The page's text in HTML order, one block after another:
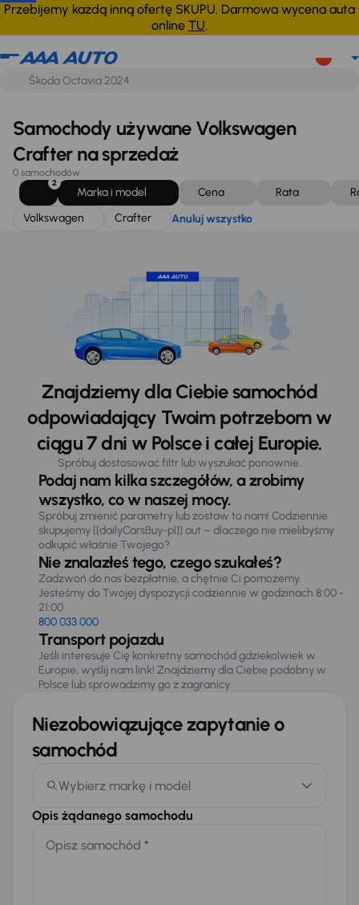
Przebijemy każdą inną ofertę SKUPU. Darmowa wycena auta
online TU.
Volkswagen Crafter Anuluj wszystko
Samochody używane Volkswagen
Crafter na sprzedaż
0 samochodów
2
Marka i model Cena Rata
Volkswagen
Crafter Anuluj wszystko
Znajdziemy dla Ciebie samochód
odpowiadający Twoim potrzebom w
ciągu 7 dni w Polsce i całej Europie.
Spróbuj dostosować filtr lub wyszukać ponownie.
Podaj nam kilka szczegółów, a zrobimy
wszystko, co w naszej mocy.
Spróbuj zmienić parametry lub zostaw to nam! Codziennie
skupujemy [[dailyCarsBuy-pl]] aut – dlaczego nie mielibyśmy
odkupić właśnie Twojego?
Nie znalazłeś tego, czego szukałeś?
Zadzwoń do nas bezpłatnie, a chętnie Ci pomożemy.
Jesteśmy do Twojej dyspozycji codziennie w godzinach 8:00 -
21:00
800 033 000
Transport pojazdu
Jeśli interesuje Cię konkretny samochód gdziekolwiek w
Europie, wyślij nam link! Znajdziemy dla Ciebie podobny w
Polsce lub sprowadzimy go z zagranicy.
Niezobowiązujące zapytanie o
samochód
Wybierz markę i model
Opis żądanego samochodu
Opisz samochód *